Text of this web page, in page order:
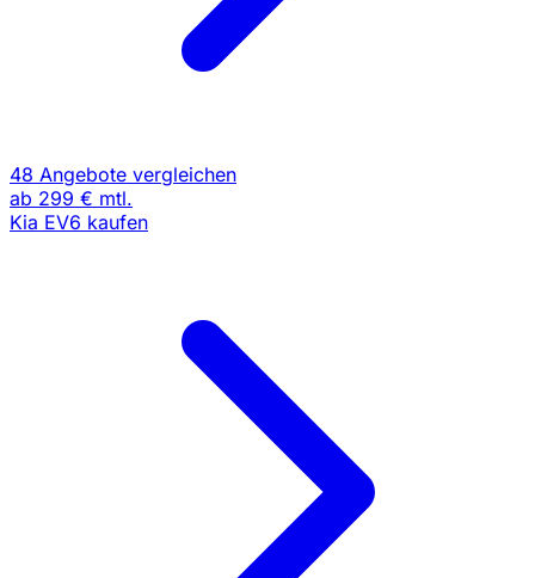
48 Angebote vergleichen
ab 299 € mtl.
Kia EV6 kaufen